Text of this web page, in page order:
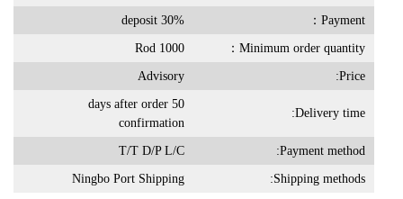
Payment：
30% deposit
Minimum order quantity：
1000 Rod
Price:
Advisory
Delivery time:
50 days after order
confirmation
Payment method:
T/T D/P L/C
Shipping methods:
Ningbo Port Shipping